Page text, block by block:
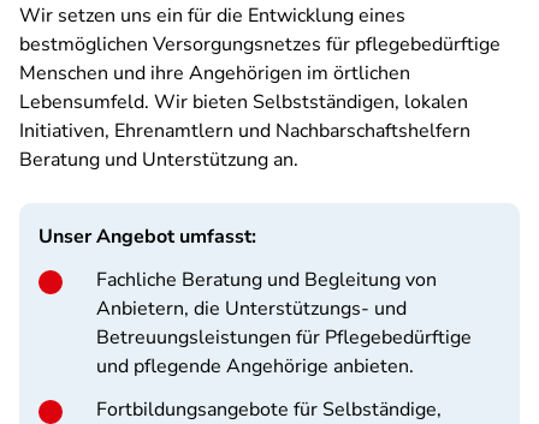
Wir setzen uns ein für die Entwicklung eines
bestmöglichen Versorgungsnetzes für pflegebedürftige
Menschen und ihre Angehörigen im örtlichen
Lebensumfeld. Wir bieten Selbstständigen, lokalen
Initiativen, Ehrenamtlern und Nachbarschaftshelfern
Beratung und Unterstützung an.
Unser Angebot umfasst:
Fachliche Beratung und Begleitung von
Anbietern, die Unterstützungs- und
Betreuungsleistungen für Pflegebedürftige
und pflegende Angehörige anbieten.
Fortbildungsangebote für Selbständige,